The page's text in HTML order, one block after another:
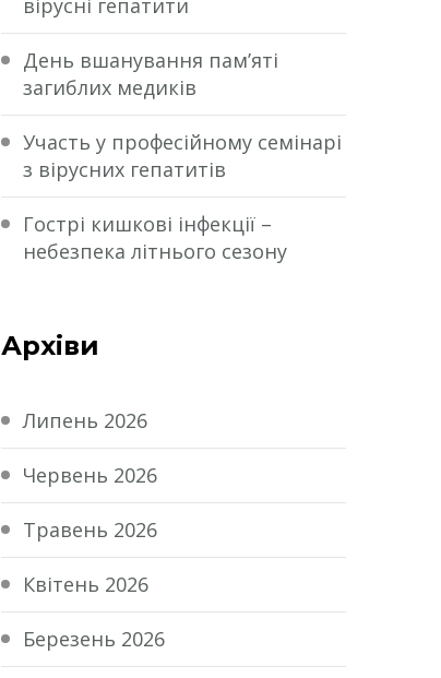
вірусні гепатити
День вшанування пам’яті
загиблих медиків
Участь у професійному семінарі
з вірусних гепатитів
Гострі кишкові інфекції –
небезпека літнього сезону
Архіви
Липень 2026
Червень 2026
Травень 2026
Квітень 2026
Березень 2026